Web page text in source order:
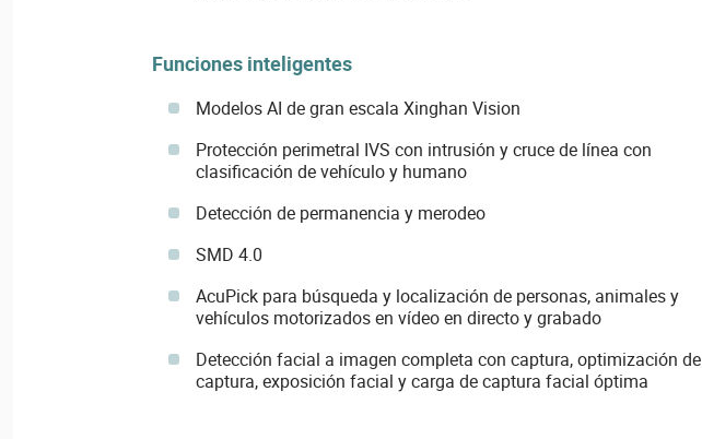
Funciones inteligentes
Modelos AI de gran escala Xinghan Vision
Protección perimetral IVS con intrusión y cruce de línea con
clasificación de vehículo y humano
Detección de permanencia y merodeo
SMD 4.0
AcuPick para búsqueda y localización de personas, animales y
vehículos motorizados en vídeo en directo y grabado
Detección facial a imagen completa con captura, optimización de
captura, exposición facial y carga de captura facial óptima